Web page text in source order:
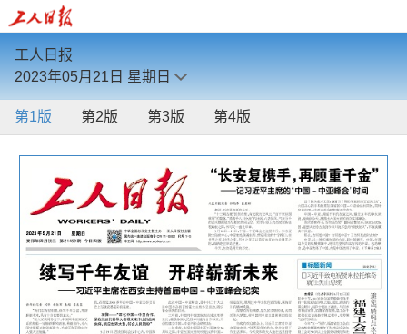
工人日报
2023年05月21日 星期日
第1版 第2版 第3版 第4版